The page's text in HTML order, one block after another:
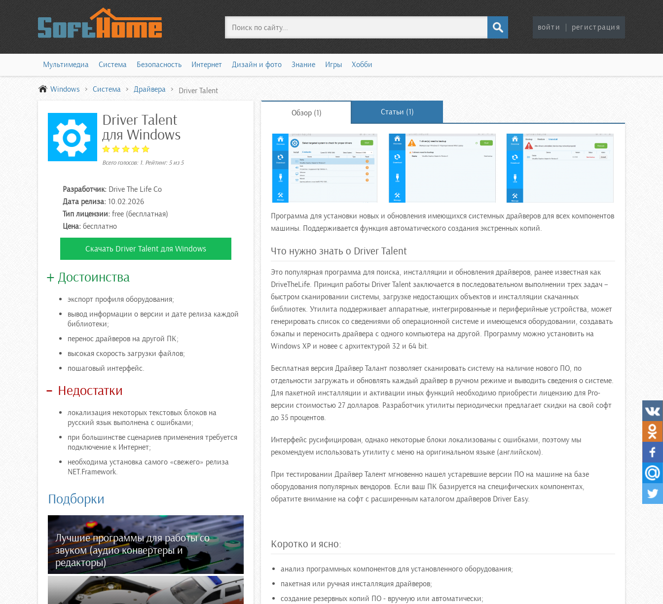
войти регистрация
Поиск
Мультимедиа Система Безопасность Интернет Дизайн и фото Знание Игры Хобби
Windows Система Драйвера Driver Talent
Driver Talent
для Windows
Всего голосов: 1. Рейтинг:5из5
Разработчик: Drive The Life Co
Дата релиза: 10.02.2026
Тип лицензии: free (бесплатная)
Цена: бесплатно
Скачать Driver Talent для Windows
Достоинства
экспорт профиля оборудования;
вывод информации о версии и дате релиза каждой
библиотеки;
перенос драйверов на другой ПК;
высокая скорость загрузки файлов;
пошаговый интерфейс.
Недостатки
локализация некоторых текстовых блоков на
русский язык выполнена с ошибками;
при большинстве сценариев применения требуется
подключение к Интернет;
необходима установка самого «свежего» релиза
NET.Framework.
Подборки
Лучшие программы для работы со
звуком (аудио конвертеры и
редакторы)
Обзор (1) Статьи (1)
Программа для установки новых и обновления имеющихся системных драйверов для всех компонентов
машины. Поддерживается функция автоматического создания экстренных копий.
Что нужно знать о Driver Talent
Это популярная программа для поиска, инсталляции и обновления драйверов, ранее известная как
DriveTheLife. Принцип работы Driver Talent заключается в последовательном выполнении трех задач –
быстром сканировании системы, загрузке недостающих объектов и инсталляции скачанных
библиотек. Утилита поддерживает аппаратные, интегрированные и периферийные устройства, может
генерировать список со сведениями об операционной системе и имеющемся оборудовании, создавать
бэкапы и переносить драйвера с одного компьютера на другой. Программу можно установить на
Windows XP и новее с архитектурой 32 и 64 bit.
Бесплатная версия Драйвер Талант позволяет сканировать систему на наличие нового ПО, по
отдельности загружать и обновлять каждый драйвер в ручном режиме и выводить сведения о системе.
Для пакетной инсталляции и активации иных функций необходимо приобрести лицензию для Pro-
версии стоимостью 27 долларов. Разработчик утилиты периодически предлагает скидки на свой софт
до 35 процентов.
Интерфейс русифицирован, однако некоторые блоки локализованы с ошибками, поэтому мы
рекомендуем использовать утилиту с меню на оригинальном языке (английском).
При тестировании Драйвер Талент мгновенно нашел устаревшие версии ПО на машине на базе
оборудования популярных вендоров. Если ваш ПК базируется на специфических компонентах,
обратите внимание на софт с расширенным каталогом драйверов Driver Easy.
Коротко и ясно:
анализ программных компонентов для установленного оборудования;
пакетная или ручная инсталляция драйверов;
создание резервных копий ПО - вручную или автоматически;